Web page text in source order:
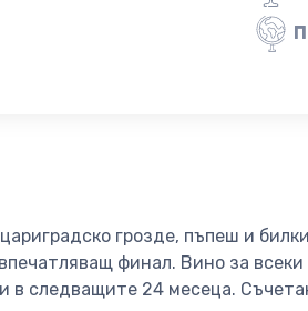
грозде, пъпеш и
финал. Вино за
в следващите 24 месеца.